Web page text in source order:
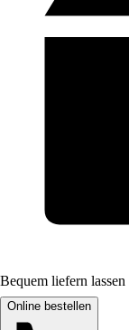
Bequem liefern lassen
Online bestellen